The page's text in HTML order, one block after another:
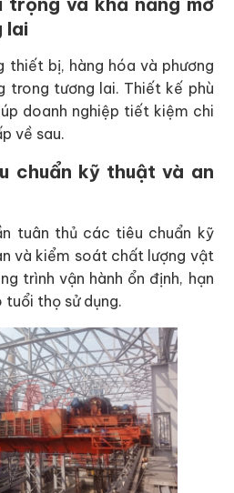
lai
thiết bị, hàng hóa và phương
trong tương lai. Thiết kế phù
doanh nghiệp tiết kiệm chi
về sau.
chuẩn kỹ thuật và an
tuân thủ các tiêu chuẩn kỹ
và kiểm soát chất lượng vật
trình vận hành ổn định, hạn
tuổi thọ sử dụng.